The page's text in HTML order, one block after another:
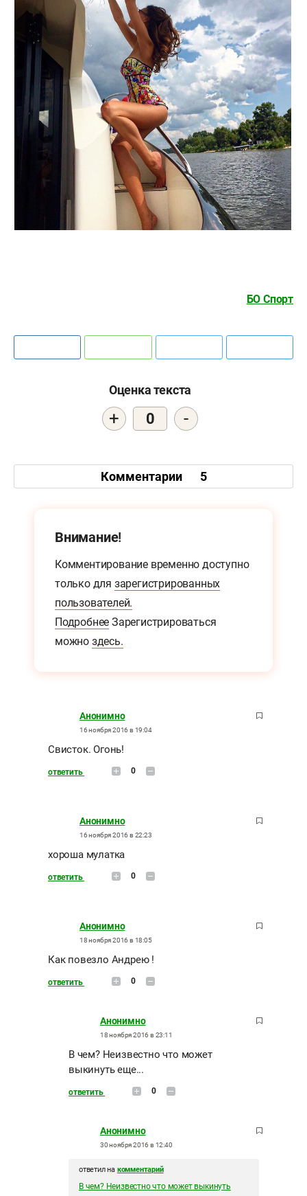
БО Спорт
Оценка текста
+ 0 -
Комментарии 5
Внимание!
Комментирование временно доступно
только для зарегистрированных
пользователей.
Подробнее Зарегистрироваться
можно здесь.
Анонимно
16 ноября 2016 в 19:04
Свисток. Огонь!
ответить 0
Анонимно
16 ноября 2016 в 22:23
хороша мулатка
ответить 0
Анонимно
18 ноября 2016 в 18:05
Как повезло Андрею !
ответить 0
Анонимно
18 ноября 2016 в 23:11
В чем? Неизвестно что может
выкинуть еще...
ответить 0
Анонимно
30 ноября 2016 в 12:40
ответил на комментарий
В чем? Неизвестно что может выкинуть